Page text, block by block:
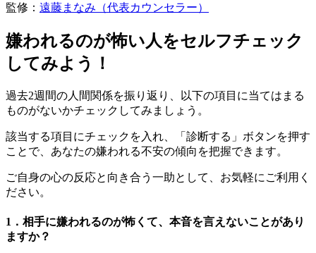
監修： 遠藤まなみ（代表カウンセラー）
嫌われるのが怖い人をセルフチェック
してみよう！
過去2週間の人間関係を振り返り、以下の項目に当てはまる
ものがないかチェックしてみましょう。
該当する項目にチェックを入れ、「診断する」ボタンを押す
ことで、あなたの嫌われる不安の傾向を把握できます。
ご自身の心の反応と向き合う一助として、お気軽にご利用く
ださい。
1．相手に嫌われるのが怖くて、本音を言えないことがあり
ますか？